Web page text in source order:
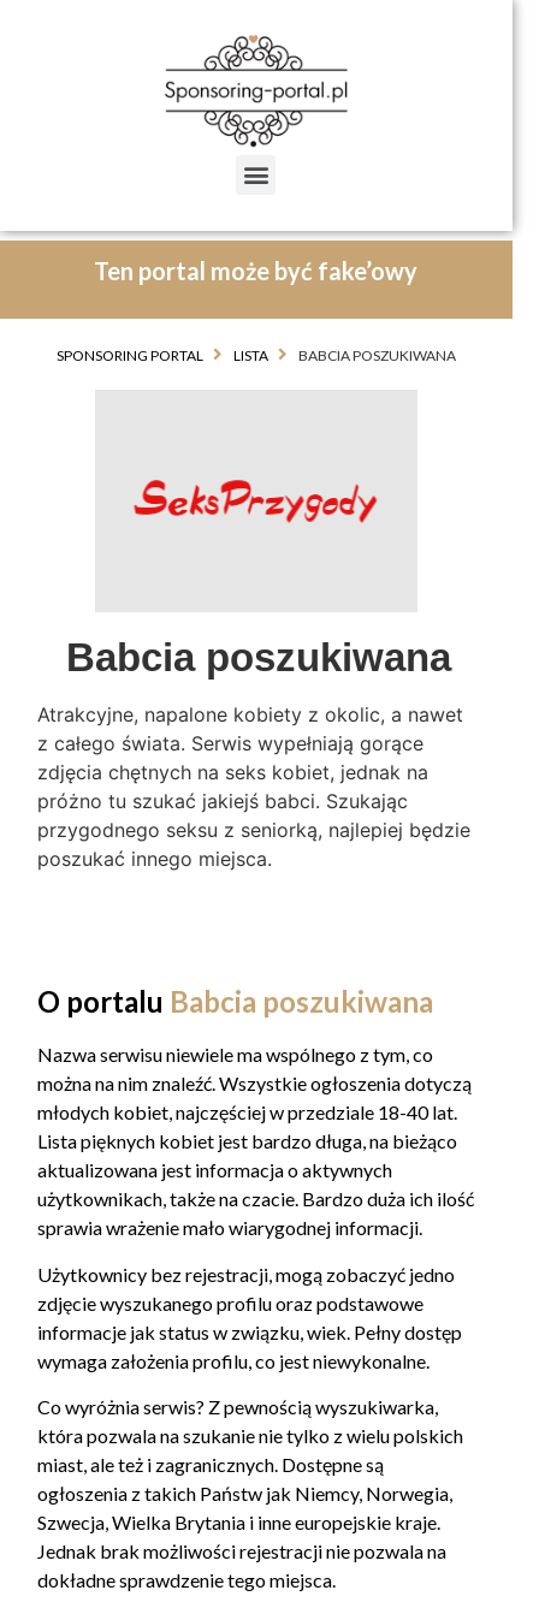
Ten portal może być fake’owy
SPONSORING PORTAL LISTA BABCIA POSZUKIWANA
Babcia poszukiwana
Atrakcyjne, napalone kobiety z okolic, a nawet
z całego świata. Serwis wypełniają gorące
zdjęcia chętnych na seks kobiet, jednak na
próżno tu szukać jakiejś babci. Szukając
przygodnego seksu z seniorką, najlepiej będzie
poszukać innego miejsca.
O portalu Babcia poszukiwana
Nazwa serwisu niewiele ma wspólnego z tym, co
można na nim znaleźć. Wszystkie ogłoszenia dotyczą
młodych kobiet, najczęściej w przedziale 18-40 lat.
Lista pięknych kobiet jest bardzo długa, na bieżąco
aktualizowana jest informacja o aktywnych
użytkownikach, także na czacie. Bardzo duża ich ilość
sprawia wrażenie mało wiarygodnej informacji.
Użytkownicy bez rejestracji, mogą zobaczyć jedno
zdjęcie wyszukanego profilu oraz podstawowe
informacje jak status w związku, wiek. Pełny dostęp
wymaga założenia profilu, co jest niewykonalne.
Co wyróżnia serwis? Z pewnością wyszukiwarka,
która pozwala na szukanie nie tylko z wielu polskich
miast, ale też i zagranicznych. Dostępne są
ogłoszenia z takich Państw jak Niemcy, Norwegia,
Szwecja, Wielka Brytania i inne europejskie kraje.
Jednak brak możliwości rejestracji nie pozwala na
dokładne sprawdzenie tego miejsca.